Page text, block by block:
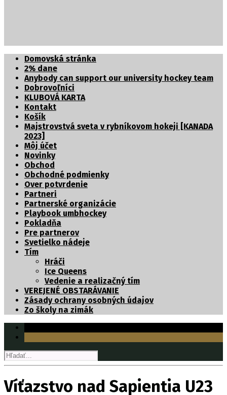
Domovská stránka
2% dane
Anybody can support our university hockey team
Dobrovoľníci
KLUBOVÁ KARTA
Kontakt
Košík
Majstrovstvá sveta v rybníkovom hokeji [KANADA
2023]
Môj účet
Novinky
Obchod
Obchodné podmienky
Over potvrdenie
Partneri
Partnerské organizácie
Playbook umbhockey
Pokladňa
Pre partnerov
Svetielko nádeje
Tím
Hráči
Ice Queens
Vedenie a realizačný tím
VEREJENÉ OBSTARÁVANIE
Zásady ochrany osobných údajov
Zo školy na zimák
Víťazstvo nad Sapientia U23